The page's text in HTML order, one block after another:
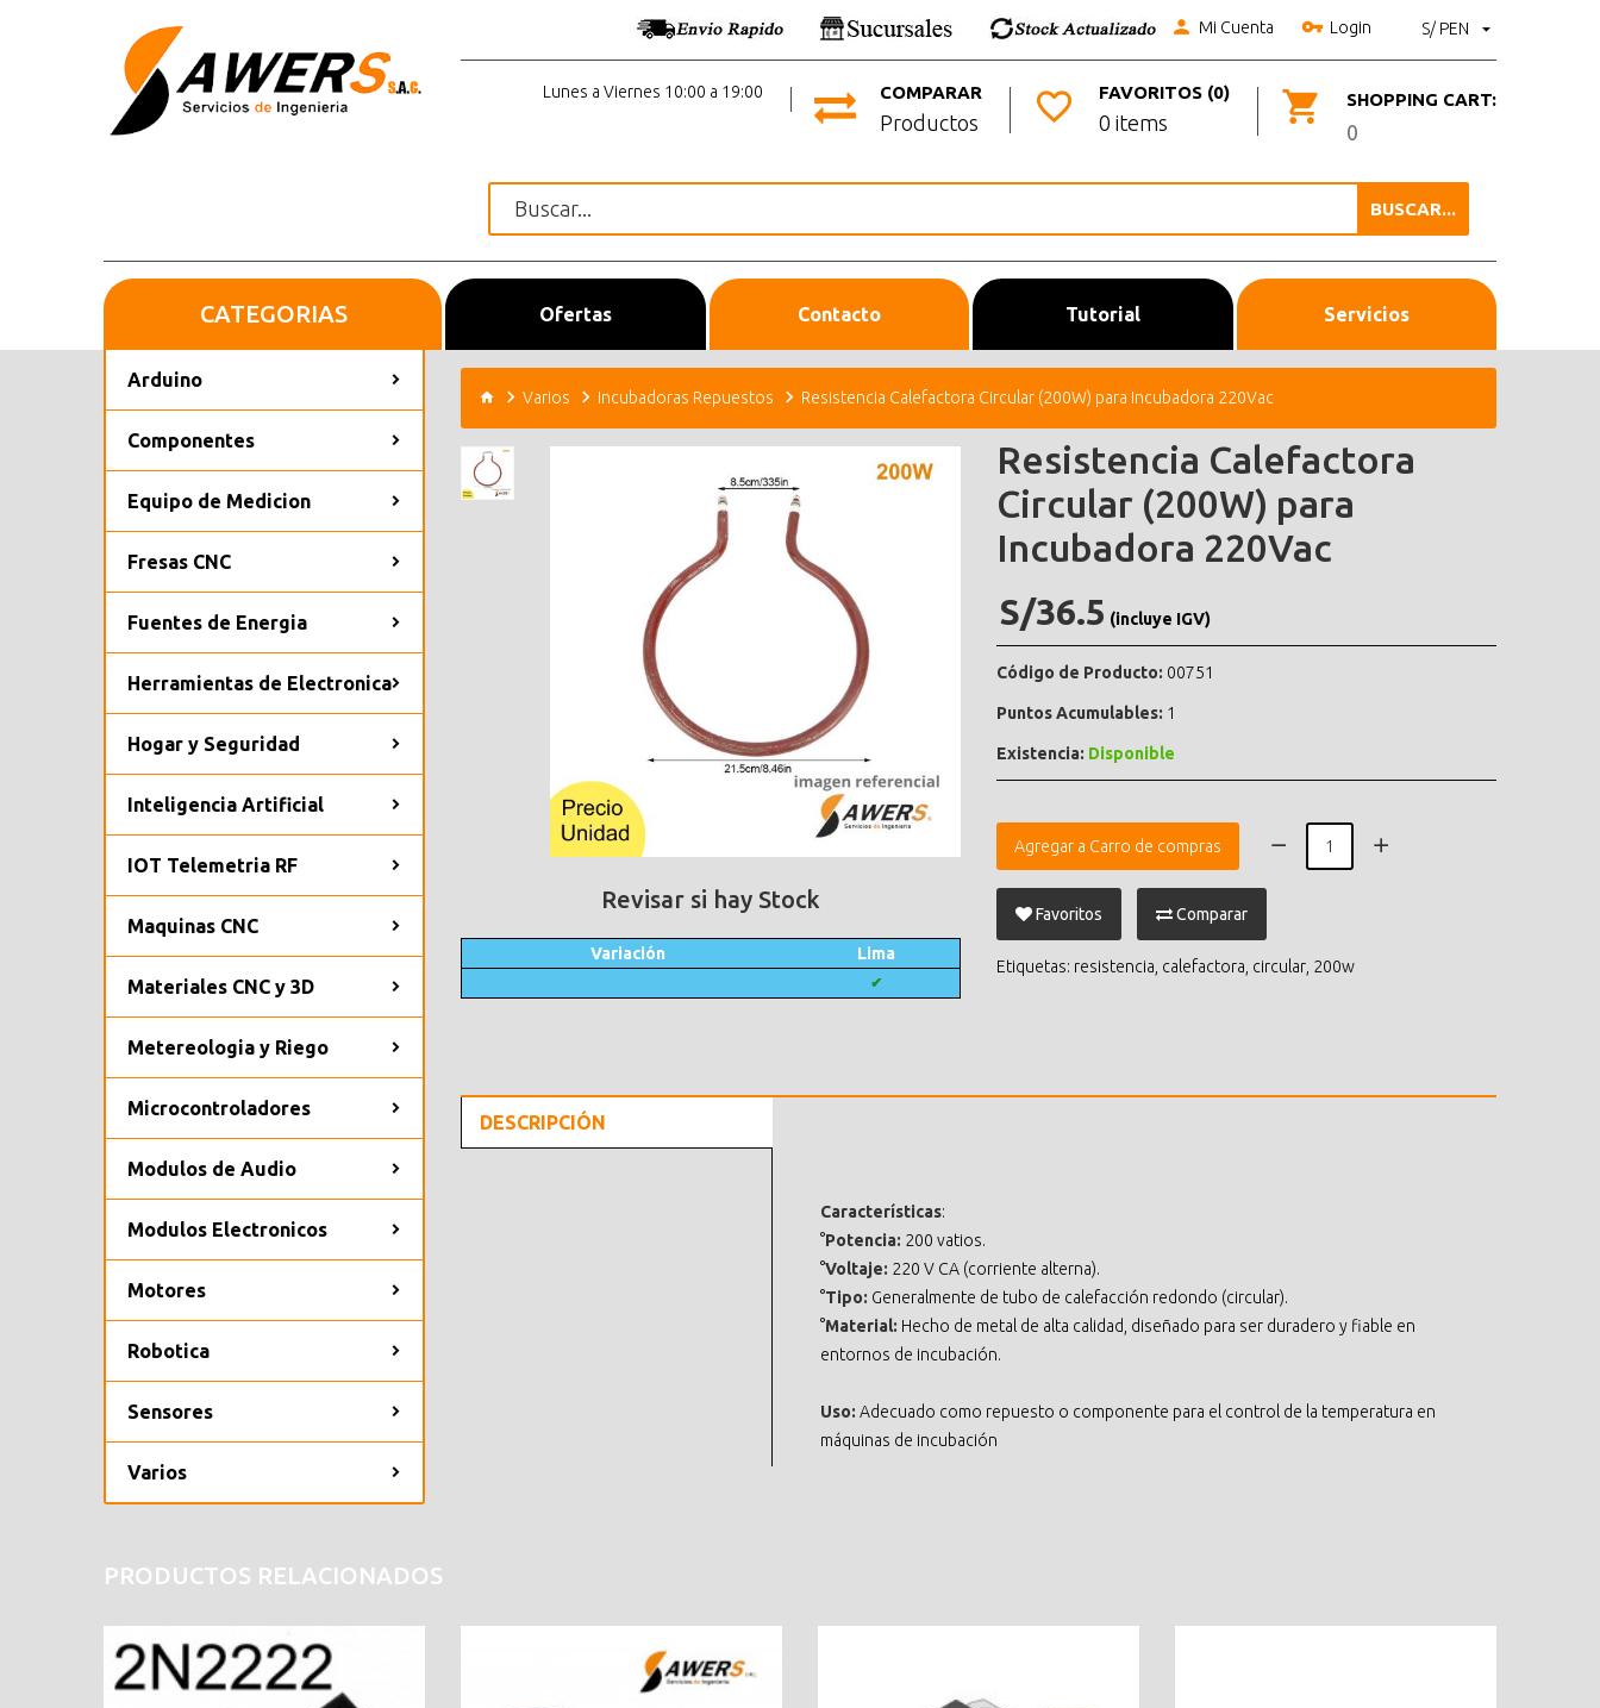
S/ PEN
Mi Cuenta Login
SHOPPING CART:
0
FAVORITOS (0)
0 items
COMPARAR
Productos
Lunes a Viernes 10:00 a 19:00
BUSCAR...
Inicio Ofertas Contacto Tutorial Servicios
CATEGORIAS
Arduino
Componentes
Equipo de Medicion
Fresas CNC
Fuentes de Energia
Herramientas de Electronica
Hogar y Seguridad
Inteligencia Artificial
IOT Telemetria RF
Maquinas CNC
Materiales CNC y 3D
Metereologia y Riego
Microcontroladores
Modulos de Audio
Modulos Electronicos
Motores
Robotica
Sensores
Varios
Varios Incubadoras Repuestos Resistencia Calefactora Circular (200W) para Incubadora 220Vac
Revisar si hay Stock
Variación Lima
✔
Resistencia Calefactora
Circular (200W) para
Incubadora 220Vac
S/36.5 (incluye IGV)
Código de Producto: 00751
Puntos Acumulables: 1
Existencia: Disponible
Agregar a Carro de compras
Favoritos Comparar
Etiquetas: resistencia calefactora circular 200w
DESCRIPCIÓN
Características:
°Potencia: 200 vatios.
°Voltaje: 220 V CA (corriente alterna).
°Tipo: Generalmente de tubo de calefacción redondo (circular).
°Material: Hecho de metal de alta calidad, diseñado para ser duradero y fiable en
entornos de incubación.
Uso: Adecuado como repuesto o componente para el control de la temperatura en
máquinas de incubación
PRODUCTOS RELACIONADOS